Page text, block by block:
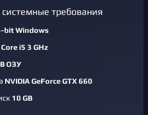
требования
bit Windows
Core i5 3 GHz
ОЗУ
NVIDIA GeForce GTX 660
10 GB